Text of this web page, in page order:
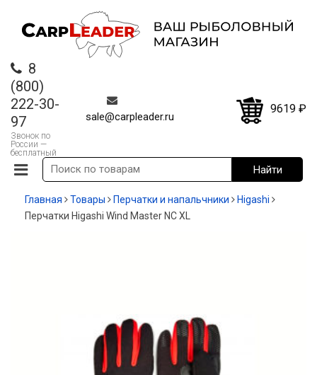
8
(800)
222-30-
97
Звонок по
России —
бесплатный
sale@carpleader.ru
9619 ₽
Главная Товары Перчатки и напальчники
Higashi
Перчатки Higashi Wind Master NC XL